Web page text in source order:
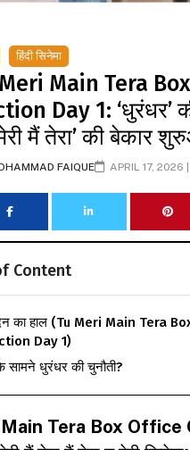
हिंदी सिनेमा
Main Tera
Day 1: ‘धुरंधर’
मैं तेरा’ की बेकार
FAIQUE APRIL 17, 2026
Content
का हाल (Tu Meri Main Tera
Day 1)
सामने धुरंधर की चुनौती?
Tera Box Office